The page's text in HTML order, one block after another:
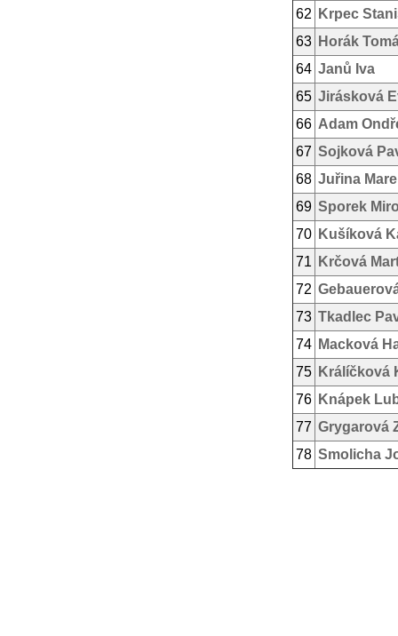
62
Krpec
63 Horák
64 Janů Iva
65 Jirásková
66 Adam
67 Sojková
68 Juřina
69 Sporek
70 Kušíková
71
Krčová
72
73 Tkadlec
74 Macková
75 Králíčková
76 Knápek
77 Grygarová
78 Smolicha